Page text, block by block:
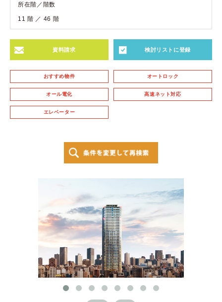
所在階／階数
11 階 ／ 46 階
資料請求 検討リストに登録
おすすめ物件 オートロック
オール電化 高速ネット対応
エレベーター